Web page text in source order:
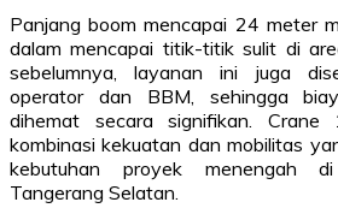
Panjang boom mencapai 24 meter
dalam mencapai titik-titik sulit di
sebelumnya, layanan ini juga
operator dan BBM, sehingga
dihemat secara signifikan.
kombinasi kekuatan dan mobilitas
kebutuhan proyek menengah
Tangerang Selatan.